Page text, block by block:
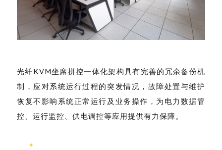
光纤KVM坐席拼控一体化架构具有完善的冗余备份机
制，应对系统运行过程的突发情况，故障处置与维护
恢复不影响系统正常运行及业务操作，为电力数据管
控、运行监控、供电调控等应用提供有力保障。
✦